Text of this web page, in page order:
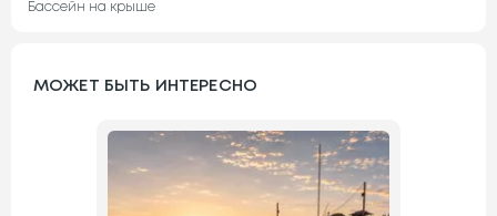
Бассейн на крыше
МОЖЕТ БЫТЬ ИНТЕРЕСНО